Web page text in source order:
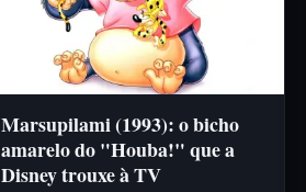
Marsupilami (1993): o bicho
amarelo do "Houba!" que a
Disney trouxe à TV